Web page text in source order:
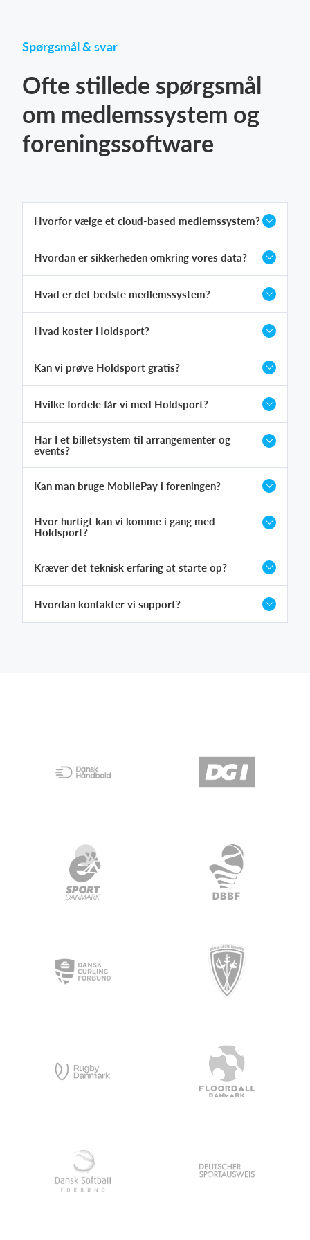
Spørgsmål & svar
Ofte stillede spørgsmål
om medlemssystem og
foreningssoftware
Hvorfor vælge et cloud-based medlemssystem?
Hvordan er sikkerheden omkring vores data?
Hvad er det bedste medlemssystem?
Hvad koster Holdsport?
Kan vi prøve Holdsport gratis?
Hvilke fordele får vi med Holdsport?
Har I et billetsystem til arrangementer og
events?
Kan man bruge MobilePay i foreningen?
Hvor hurtigt kan vi komme i gang med
Holdsport?
Kræver det teknisk erfaring at starte op?
Hvordan kontakter vi support?